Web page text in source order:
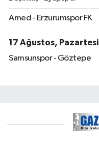
Amed - Erzurumspor FK
17 Ağustos, Pazartesi
Samsunspor - Göztepe